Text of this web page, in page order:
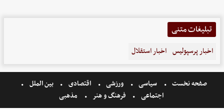
تبلیغات متنی
اخبار پرسپولیس اخبار استقلال
صفحه نخست سیاسی ورزشی اقتصادی
بین الملل
اجتماعی
فرهنگ و هنر مذهبی